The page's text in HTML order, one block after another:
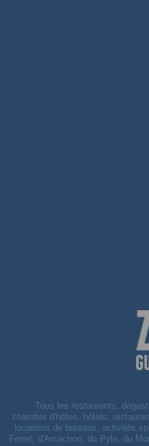
Tous les restaurants,
chambre d'hôtes, hôtels,
locations de bateaux, activités
Ferret, d'Arcachon, du Pyla, du